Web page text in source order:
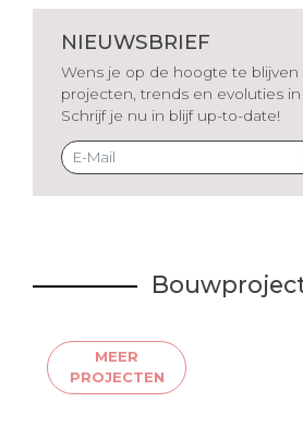
NIEUWSBRIEF
Wens je op de hoogte te blijven
projecten, trends en evoluties
Schrijf je nu in blijf up-to-date!
MEER
PROJECTEN